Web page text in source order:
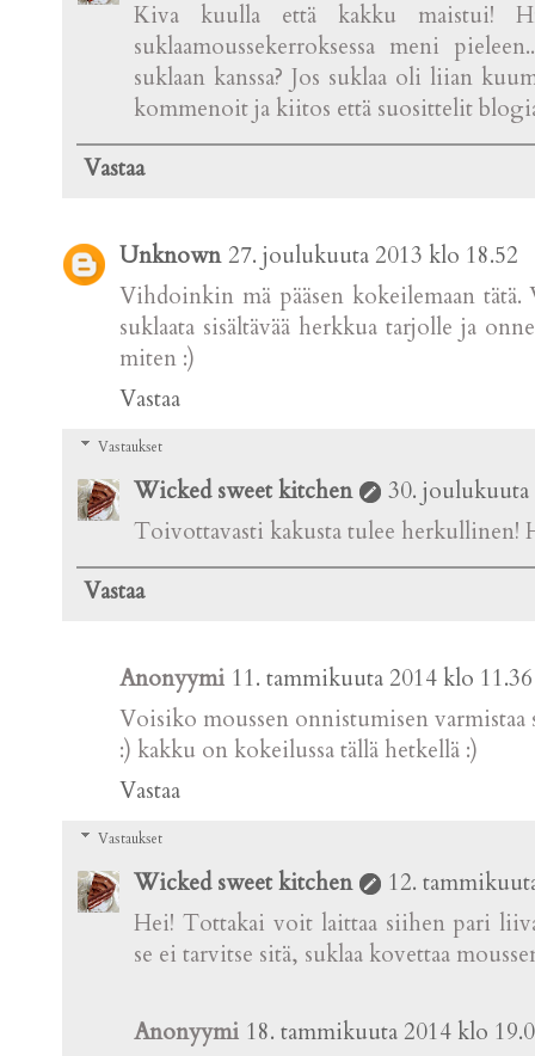
Kiva kuulla että kakku maistui!
suklaamoussekerroksessa meni
suklaan kanssa? Jos suklaa oli liian
kommenoit ja kiitos että suosittelit
Vastaa
Unknown 27. joulukuuta 2013 klo 18.52
Vihdoinkin mä pääsen kokeilemaan
suklaata sisältävää herkkua tarjolle ja
miten :)
Vastaa
Vastaukset
Wicked sweet kitchen
30. joulukuuta
Toivottavasti kakusta tulee herkullinen!
Vastaa
Anonyymi 11. tammikuuta 2014 klo 11.36
Voisiko moussen onnistumisen
:) kakku on kokeilussa tällä hetkellä :)
Vastaa
Vastaukset
Wicked sweet kitchen
12.
Hei! Tottakai voit laittaa siihen pari
se ei tarvitse sitä, suklaa kovettaa
Anonyymi 18. tammikuuta 2014 klo